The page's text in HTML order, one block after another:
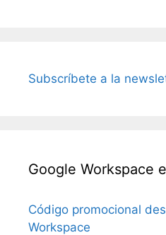
Subscríbete a la
Google Workspace
Código promocional
Workspace